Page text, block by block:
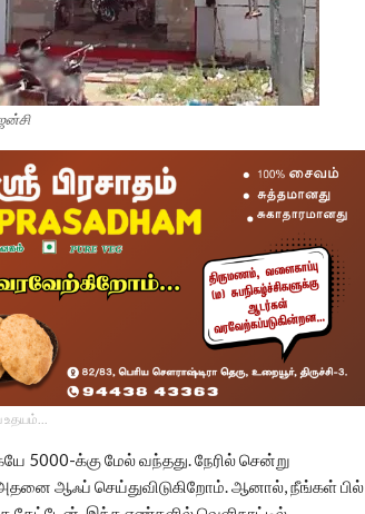
உதயம்...
க்கு மேல் வந்தது. நேரில் சென்று
அதனை ஆஃப் செய்துவிடுகிறோம். ஆனால், நீங்கள் பில்